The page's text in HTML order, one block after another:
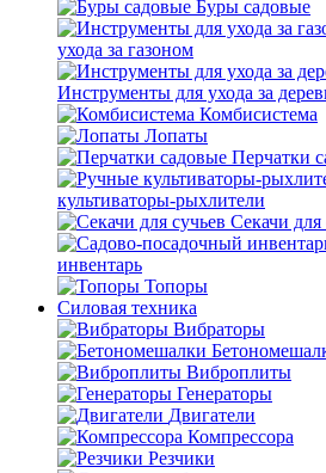
Буры садовые
ухода за газоном
Инструменты для ухода за
Комбисистема
Лопаты
Перчатки
культиваторы-рыхлители
Секачи для
инвентарь
Топоры
Силовая техника
Вибраторы
Виброплиты
Генераторы
Двигатели
Компрессора
Резчики